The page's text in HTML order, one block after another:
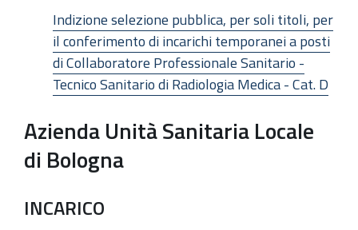
Indizione selezione pubblica, per soli titoli, per
il conferimento di incarichi temporanei a posti
di Collaboratore Professionale Sanitario -
Tecnico Sanitario di Radiologia Medica - Cat. D
Azienda Unità Sanitaria Locale
di Bologna
INCARICO